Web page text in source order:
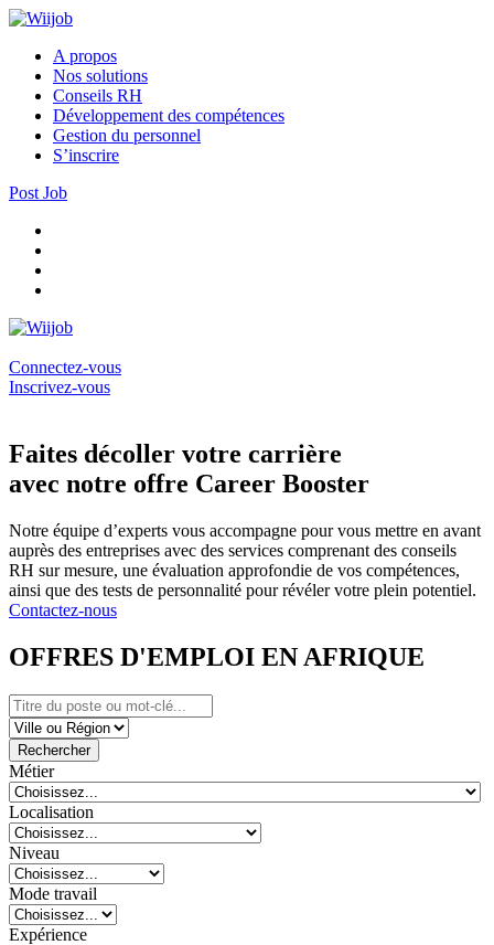
A propos
Nos solutions
Conseils RH
Développement des compétences
Gestion du personnel
S’inscrire
Post Job
Connectez-vous
Inscrivez-vous
Faites décoller votre carrière
avec notre offre Career Booster
Notre équipe d’experts vous accompagne pour vous mettre en avant
auprès des entreprises avec des services comprenant des conseils
RH sur mesure, une évaluation approfondie de vos compétences,
ainsi que des tests de personnalité pour révéler votre plein potentiel.
Contactez-nous
OFFRES D'EMPLOI EN AFRIQUE
Rechercher
Métier
Localisation
Niveau
Mode travail
Expérience